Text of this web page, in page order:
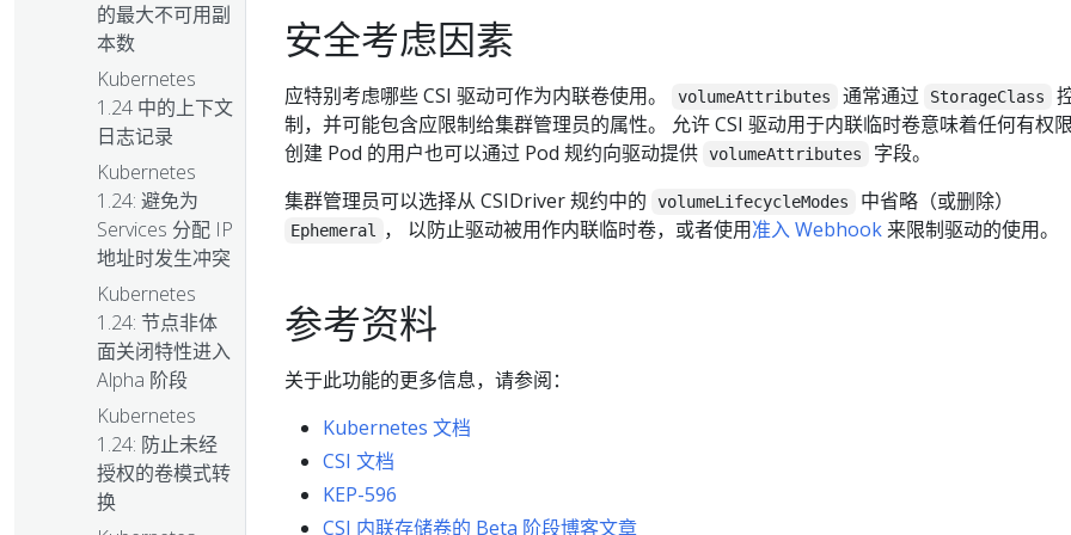
的最大不可用副
本数
Kubernetes
1.24 中的上下文
日志记录
Kubernetes
1.24: 避免为
Services 分配 IP
地址时发生冲突
Kubernetes
1.24: 节点非体
面关闭特性进入
Alpha 阶段
Kubernetes
1.24: 防止未经
授权的卷模式转
换
安全考虑因素
应特别考虑哪些 CSI 驱动可作为内联卷使用。 volumeAttributes 通常通过 StorageClass
制，并可能包含应限制给集群管理员的属性。 允许 CSI 驱动用于内联临时卷意味着任何有权
创建 Pod 的用户也可以通过 Pod 规约向驱动提供 volumeAttributes
字段。
集群管理员可以选择从 CSIDriver 规约中的
volumeLifecycleModes 中省略（或删除）
Ephemeral ， 以防止驱动被用作内联临时卷，或者使用准入 Webhook来限制驱动的使用。
参考资料
关于此功能的更多信息，请参阅：
Kubernetes 文档
CSI 文档
KEP-596
CSI 内联存储卷的 Beta 阶段博客文章